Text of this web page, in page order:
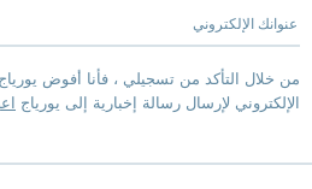
عنوانك الإلكتروني
من خلال التأكد من تسجيلي ، فأنا أفوض
الإلكتروني لإرسال رسالة إخبارية إلى يورياج